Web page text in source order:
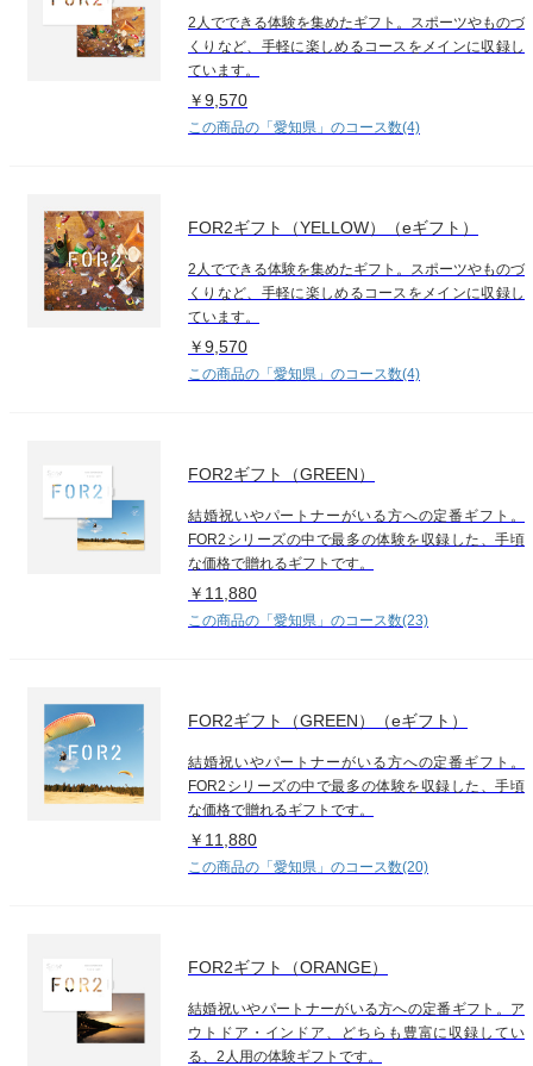
2人でできる体験を集めたギフト。スポーツやものづ
くりなど、手軽に楽しめるコースをメインに収録し
ています。
￥9,570
この商品の「愛知県」のコース数(4)
FOR2ギフト（YELLOW）（eギフト）
2人でできる体験を集めたギフト。スポーツやものづ
くりなど、手軽に楽しめるコースをメインに収録し
ています。
￥9,570
この商品の「愛知県」のコース数(4)
FOR2ギフト（GREEN）
結婚祝いやパートナーがいる方への定番ギフト。
FOR2シリーズの中で最多の体験を収録した、手頃
な価格で贈れるギフトです。
￥11,880
この商品の「愛知県」のコース数(23)
FOR2ギフト（GREEN）（eギフト）
結婚祝いやパートナーがいる方への定番ギフト。
FOR2シリーズの中で最多の体験を収録した、手頃
な価格で贈れるギフトです。
￥11,880
この商品の「愛知県」のコース数(20)
FOR2ギフト（ORANGE）
結婚祝いやパートナーがいる方への定番ギフト。ア
ウトドア・インドア、どちらも豊富に収録してい
る、2人用の体験ギフトです。